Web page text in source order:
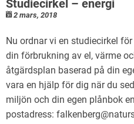
Studiecirkel – energi
2 mars, 2018
Nu ordnar vi en studiecirkel
din förbrukning av el, värme
åtgärdsplan baserad på din
vara en hjälp för dig när du
miljön och din egen plånbok
postadress: